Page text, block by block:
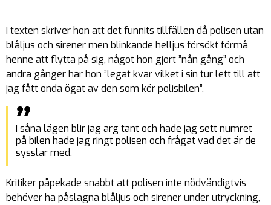
I texten skriver hon att det funnits tillfällen då polisen utan
blåljus och sirener men blinkande helljus försökt förmå
henne att flytta på sig, något hon gjort ”nån gång” och
andra gånger har hon ”legat kvar vilket i sin tur lett till att
jag fått onda ögat av den som kör polisbilen”.
I såna lägen blir jag arg tant och hade jag sett numret
på bilen hade jag ringt polisen och frågat vad det är de
sysslar med.
Kritiker påpekade snabbt att polisen inte nödvändigtvis
behöver ha påslagna blåljus och sirener under utryckning,